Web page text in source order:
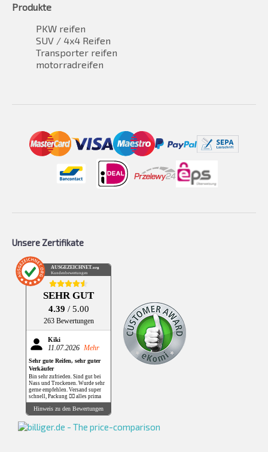
Produkte
PKW reifen
SUV / 4x4 Reifen
Transporter reifen
motorradreifen
Unsere Zertifikate
AUSGEZEICHNET .org
Kundenbewertungen
SEHR GUT
4.39 / 5.00
263 Bewertungen
Kiki
11.07.2026 Mehr
Sehr gute Reifen, sehr guter
Verkäufer
Bin sehr zufrieden. Sind gut bei
Nass und Trockenen. Wurde sehr
gerne empfehlen. Versand super
schnell, Packung 👌🏻 alles prima
Hinweis zu den Bewertungen